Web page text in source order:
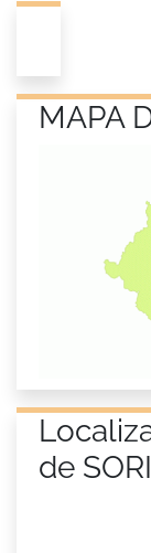
MAPA
de